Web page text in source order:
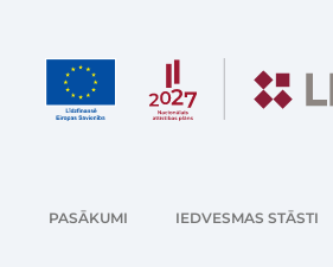
PASĀKUMI IEDVESMAS STĀSTI